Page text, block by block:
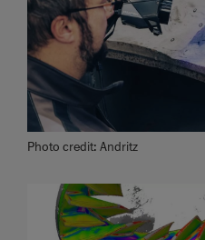
Photo credit: Andritz